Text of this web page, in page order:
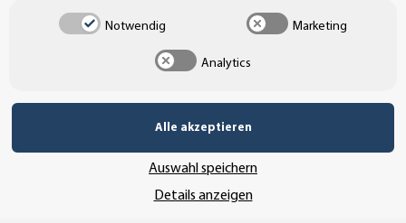
UNSER AFFILIATE-PROGRAMM
UNSERE ZAHLUNGSARTEN*
Notwendig Marketing
Analytics
Alle akzeptieren
Auswahl speichern
Details anzeigen